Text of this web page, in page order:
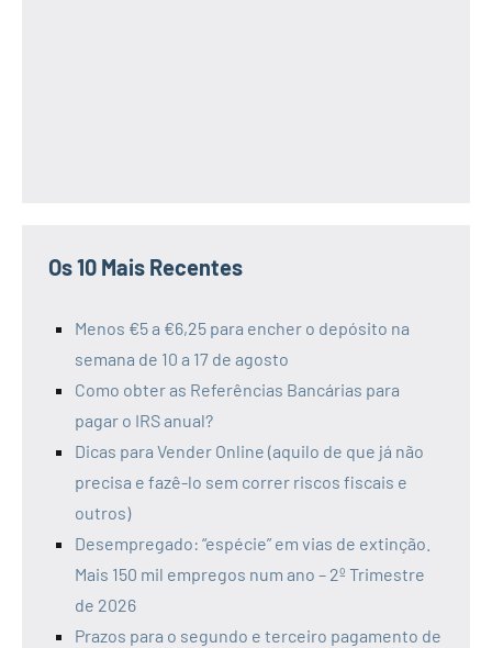
Os 10 Mais Recentes
Menos €5 a €6,25 para encher o depósito na
semana de 10 a 17 de agosto
Como obter as Referências Bancárias para
pagar o IRS anual?
Dicas para Vender Online (aquilo de que já não
precisa e fazê-lo sem correr riscos fiscais e
outros)
Desempregado: “espécie” em vias de extinção.
Mais 150 mil empregos num ano – 2º Trimestre
de 2026
Prazos para o segundo e terceiro pagamento de